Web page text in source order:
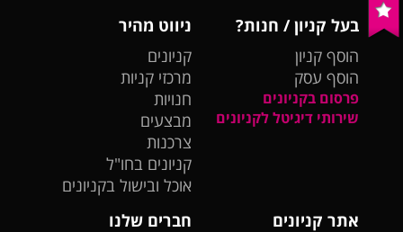
בעל קניון / חנות?
הוסף קניון
הוסף עסק
פרסום בקניונים
שירותי דיגיטל לקניונים
ניווט מהיר
קניונים
מרכזי קניות
חנויות
מבצעים
צרכנות
קניונים בחו"ל
אוכל ובישול בקניונים
אתר קניונים
חברים שלנו